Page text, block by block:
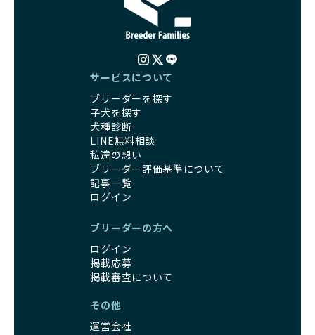
サービスについて
ブリーダーを探す
子犬を探す
犬種診断
LINE無料相談
私達の想い
ブリーダー評価基準について
記事一覧
ログイン
ブリーダーの方へ
ログイン
掲載応募
掲載審査について
その他
運営会社